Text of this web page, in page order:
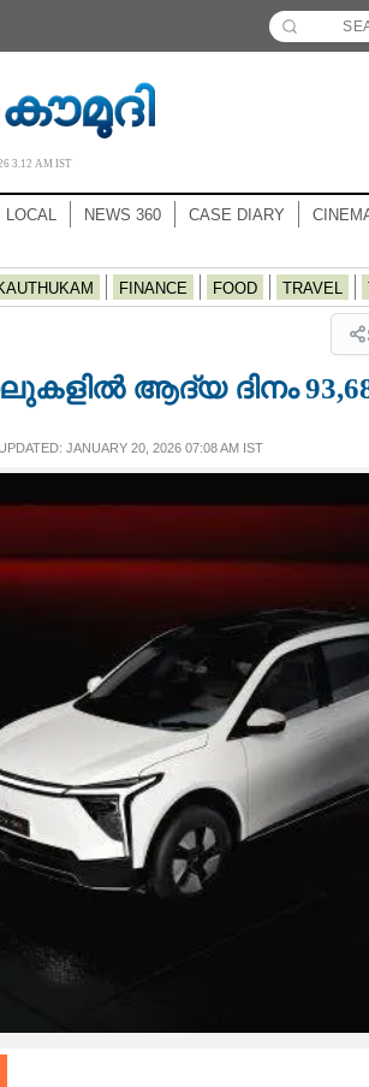
3.12 AM IST
LOCAL NEWS 360 CASE DIARY
FINANCE FOOD TRAVEL
ആദ്യ ദിനം
UPDATED: JANUARY 20, 2026 07:08 AM IST